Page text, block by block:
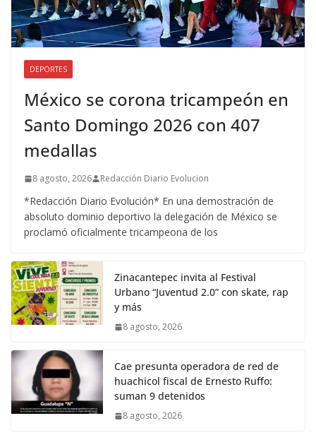
DEPORTES
México se corona tricampeón en
Santo Domingo 2026 con 407
medallas
8 agosto, 2026 Redacción Diario Evolucion
*Redacción Diario Evolución* En una demostración de
absoluto dominio deportivo la delegación de México se
proclamó oficialmente tricampeona de los
Zinacantepec invita al Festival
Urbano “Juventud 2.0” con skate, rap
y más
8 agosto, 2026
Cae presunta operadora de red de
huachicol fiscal de Ernesto Ruffo:
suman 9 detenidos
8 agosto, 2026